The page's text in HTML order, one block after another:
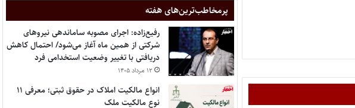
پر‌مخاطب‌ترین‌های هفته
رفیع‌زاده: اجرای مصوبه ساماندهی نیروهای
شرکتی از همین ماه آغاز می‌شود/ احتمال کاهش
دریافتی با تغییر وضعیت استخدامی فرد
۱۲ مرداد ۱۴۰۵
انواع مالکیت املاک در حقوق ثبتی؛ معرفی ۱۱
نوع مالکیت ملک